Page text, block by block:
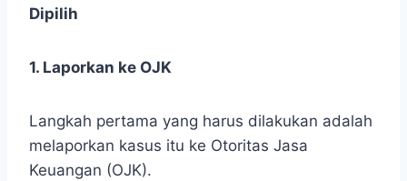
Dipilih
1. Laporkan ke OJK
Langkah pertama yang harus dilakukan adalah
melaporkan kasus itu ke Otoritas Jasa
Keuangan (OJK).